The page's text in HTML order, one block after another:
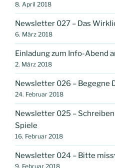
8. April 2018
Newsletter 027 – Das
6. März 2018
Einladung zum Info-Abend
2. März 2018
Newsletter 026 – Begegne
24. Februar 2018
Newsletter 025 –
Spiele
16. Februar 2018
Newsletter 024 – Bitte
9. Februar 2018